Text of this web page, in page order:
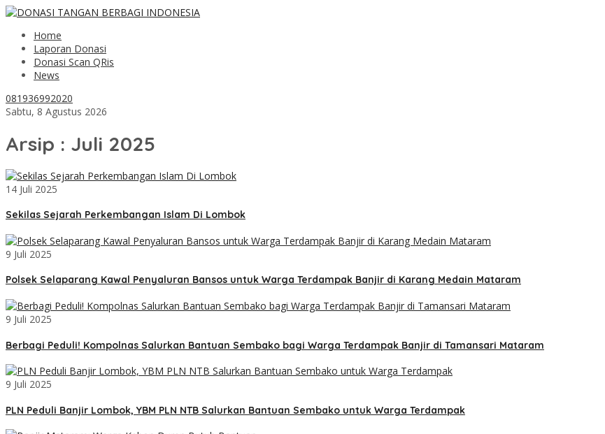
Home
Laporan Donasi
Donasi Scan QRis
News
081936992020
Sabtu, 8 Agustus 2026
Arsip : Juli 2025
14 Juli 2025
Sekilas Sejarah Perkembangan Islam Di Lombok
9 Juli 2025
Polsek Selaparang Kawal Penyaluran Bansos untuk Warga Terdampak Banjir di Karang Medain Mataram
9 Juli 2025
Berbagi Peduli! Kompolnas Salurkan Bantuan Sembako bagi Warga Terdampak Banjir di Tamansari Mataram
9 Juli 2025
PLN Peduli Banjir Lombok, YBM PLN NTB Salurkan Bantuan Sembako untuk Warga Terdampak